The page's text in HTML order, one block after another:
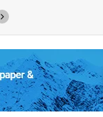
से बन गए दर्शकों का खास